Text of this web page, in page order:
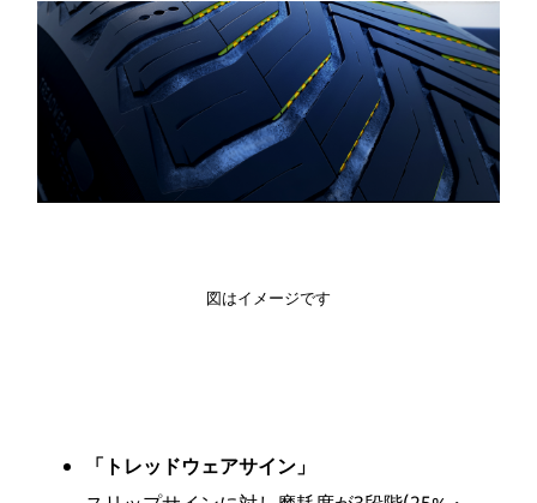
図はイメージです
「トレッドウェアサイン」